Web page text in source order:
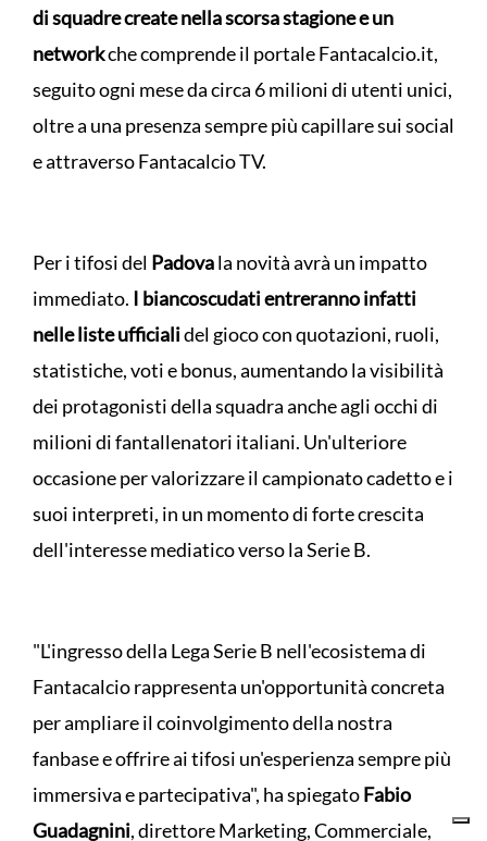
di squadre create nella scorsa stagione e un
networkche comprende il portale Fantacalcio.it,
seguito ogni mese da circa 6 milioni di utenti unici,
oltre a una presenza sempre più capillare sui social
e attraverso Fantacalcio TV.
Per i tifosi del Padovala novità avrà un impatto
immediato. I biancoscudati entreranno infatti
nelle liste ufficialidel gioco con quotazioni, ruoli,
statistiche, voti e bonus, aumentando la visibilità
dei protagonisti della squadra anche agli occhi di
milioni di fantallenatori italiani. Un'ulteriore
occasione per valorizzare il campionato cadetto e i
suoi interpreti, in un momento di forte crescita
dell'interesse mediatico verso la Serie B.
"L'ingresso della Lega Serie B nell'ecosistema di
Fantacalcio rappresenta un'opportunità concreta
per ampliare il coinvolgimento della nostra
fanbase e offrire ai tifosi un'esperienza sempre più
immersiva e partecipativa", ha spiegatoFabio
Guadagnini, direttore Marketing, Commerciale,